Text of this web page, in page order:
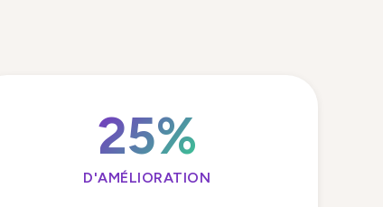
25%
D'AMÉLIORATION